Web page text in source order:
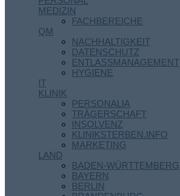
MEDIZIN
FACHBEREICHE
QM
NACHHALTIGKEIT
DATENSCHUTZ
ENTLASSMANAGEMENT
HYGIENE
IT
KLINIK
PERSONALIA
TRÄGERSCHAFT
INSOLVENZ
KLINIKSTERBEN.INFO
MARKETING
LAND
BADEN-WÜRTTEMBERG
BAYERN
BERLIN